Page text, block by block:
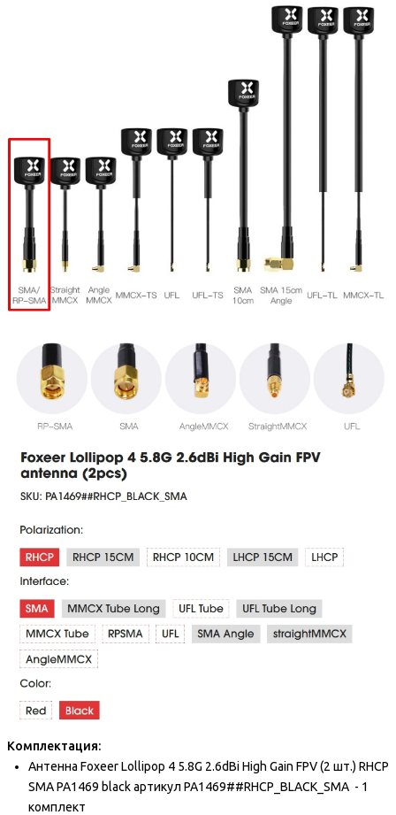
Комплектация:
Антенна Foxeer Lollipop 4 5.8G 2.6dBi High Gain FPV (2 шт.) RHCP
SMA PA1469 black артикул PA1469##RHCP_BLACK_SMA - 1
комплект